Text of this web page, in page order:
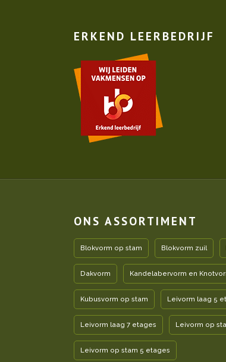
ERKEND LEERBEDRIJF
ONS ASSORTIMENT
Blokvorm op stam Blokvorm zuil
Dakvorm Kandelabervorm en
Kubusvorm op stam Leivorm laag 5
Leivorm laag 7 etages Leivorm op
Leivorm op stam 5 etages